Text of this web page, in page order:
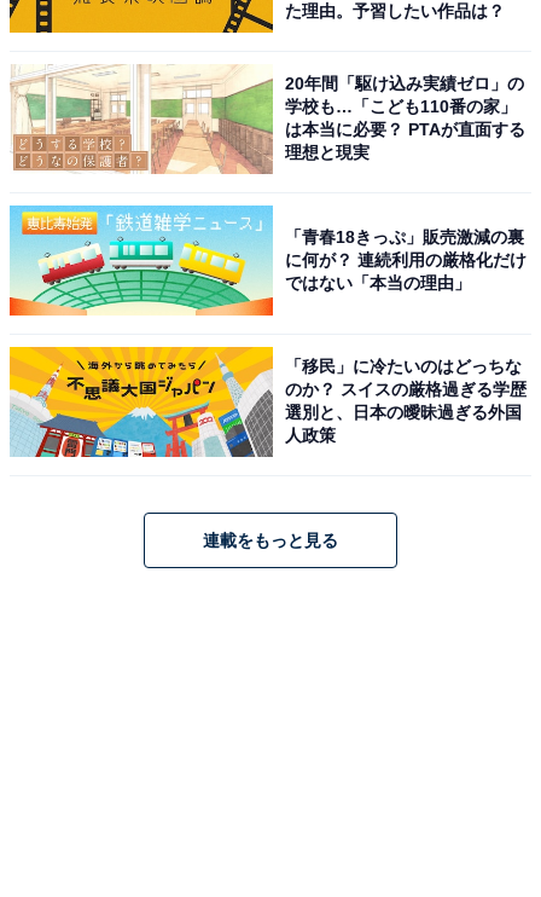
た理由。予習したい作品は？
20年間「駆け込み実績ゼロ」の
学校も…「こども110番の家」
は本当に必要？ PTAが直面する
理想と現実
「青春18きっぷ」販売激減の裏
に何が？ 連続利用の厳格化だけ
ではない「本当の理由」
「移民」に冷たいのはどっちな
のか？ スイスの厳格過ぎる学歴
選別と、日本の曖昧過ぎる外国
人政策
連載をもっと見る